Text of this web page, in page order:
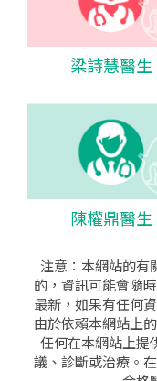
梁詩慧醫生
陳權鼎醫生
注意：本網站的有
的，資訊可能會隨
最新，如果有任何
由於依賴本網站上
任何在本網站上提
議、診斷或治療。